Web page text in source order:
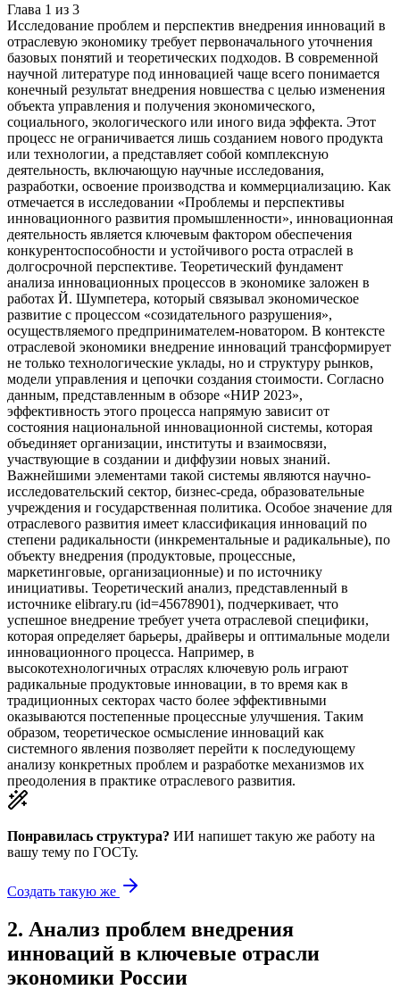
Глава 1 из 3
Исследование проблем и перспектив внедрения инноваций в
отраслевую экономику требует первоначального уточнения
базовых понятий и теоретических подходов. В современной
научной литературе под инновацией чаще всего понимается
конечный результат внедрения новшества с целью изменения
объекта управления и получения экономического,
социального, экологического или иного вида эффекта. Этот
процесс не ограничивается лишь созданием нового продукта
или технологии, а представляет собой комплексную
деятельность, включающую научные исследования,
разработки, освоение производства и коммерциализацию. Как
отмечается в исследовании «Проблемы и перспективы
инновационного развития промышленности», инновационная
деятельность является ключевым фактором обеспечения
конкурентоспособности и устойчивого роста отраслей в
долгосрочной перспективе. Теоретический фундамент
анализа инновационных процессов в экономике заложен в
работах Й. Шумпетера, который связывал экономическое
развитие с процессом «созидательного разрушения»,
осуществляемого предпринимателем-новатором. В контексте
отраслевой экономики внедрение инноваций трансформирует
не только технологические уклады, но и структуру рынков,
модели управления и цепочки создания стоимости. Согласно
данным, представленным в обзоре «НИР 2023»,
эффективность этого процесса напрямую зависит от
состояния национальной инновационной системы, которая
объединяет организации, институты и взаимосвязи,
участвующие в создании и диффузии новых знаний.
Важнейшими элементами такой системы являются научно-
исследовательский сектор, бизнес-среда, образовательные
учреждения и государственная политика. Особое значение для
отраслевого развития имеет классификация инноваций по
степени радикальности (инкрементальные и радикальные), по
объекту внедрения (продуктовые, процессные,
маркетинговые, организационные) и по источнику
инициативы. Теоретический анализ, представленный в
источнике elibrary.ru (id=45678901), подчеркивает, что
успешное внедрение требует учета отраслевой специфики,
которая определяет барьеры, драйверы и оптимальные модели
инновационного процесса. Например, в
высокотехнологичных отраслях ключевую роль играют
радикальные продуктовые инновации, в то время как в
традиционных секторах часто более эффективными
оказываются постепенные процессные улучшения. Таким
образом, теоретическое осмысление инноваций как
системного явления позволяет перейти к последующему
анализу конкретных проблем и разработке механизмов их
преодоления в практике отраслевого развития.
Понравилась структура? ИИ напишет такую же работу на
вашу тему по ГОСТу.
Создать такую же
2. Анализ проблем внедрения
инноваций в ключевые отрасли
экономики России